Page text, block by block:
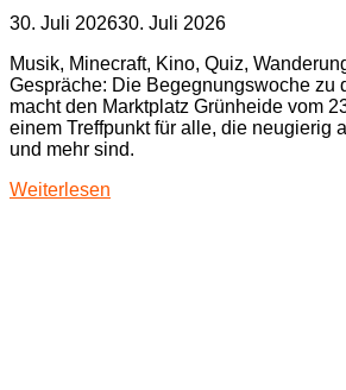
30. Juli 202630. Juli 2026
Musik, Minecraft, Kino, Quiz,
Gespräche: Die Begegnungswoche zu
macht den Marktplatz Grünheide vom
einem Treffpunkt für alle, die neugierig
und mehr sind.
Weiterlesen